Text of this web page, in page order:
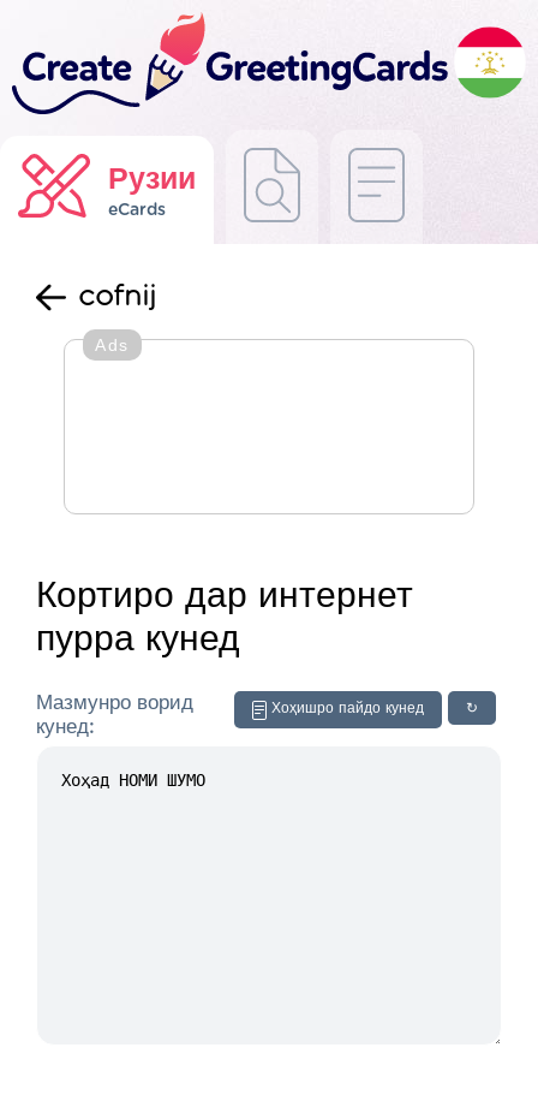
Рузии
eCards
cofnij
Ads
Кортиро дар интернет
пурра кунед
↻
Хоҳишро пайдо кунед
Мазмунро ворид
кунед: